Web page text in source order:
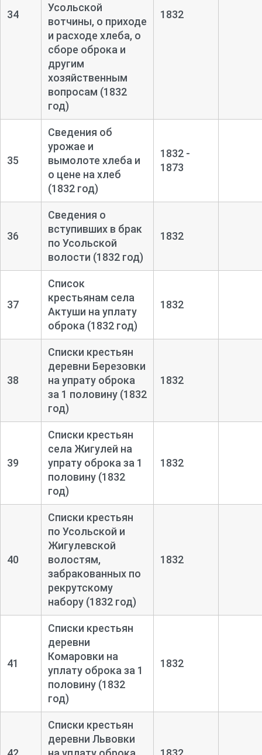
34
Усольской
вотчины, о приходе
и расходе хлеба, о
сборе оброка и
другим
хозяйственным
вопросам (1832
год)
1832
35
Сведения об
урожае и
вымолоте хлеба и
о цене на хлеб
(1832 год)
1832 -
1873
36
Сведения о
вступивших в брак
по Усольской
волости (1832 год)
1832
37
Список
крестьянам села
Актуши на уплату
оброка (1832 год)
1832
38
Списки крестьян
деревни Березовки
на упрату оброка
за 1 половину (1832
год)
1832
39
Списки крестьян
села Жигулей на
упрату оброка за 1
половину (1832
год)
1832
40
Списки крестьян
по Усольской и
Жигулевской
волостям,
забракованных по
рекрутскому
набору (1832 год)
1832
41
Списки крестьян
деревни
Комаровки на
уплату оброка за 1
половину (1832
год)
1832
Списки крестьян
деревни Львовки